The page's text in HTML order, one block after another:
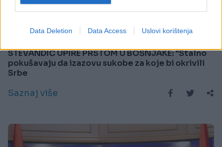
Data Deletion Data Access Uslovi korištenja
AKTUELNO
STEVANDIĆ UPIRE PRSTOM U BOŠNJAKE: "Stalno
pokušavaju da izazovu sukobe za koje bi okrivili
Srbe
Saznaj više